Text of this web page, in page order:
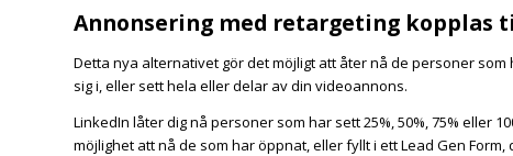
Annonsering med retargeting kopplas
Detta nya alternativet gör det möjligt att åter nå de personer
sig i, eller sett hela eller delar av din videoannons.
LinkedIn låter dig nå personer som har sett 25%, 50%, 75% eller
möjlighet att nå de som har öppnat, eller fyllt i ett Lead Gen